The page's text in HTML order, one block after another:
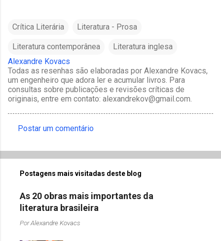
Crítica Literária Literatura - Prosa
Literatura contemporânea
Literatura inglesa
Alexandre Kovacs
Todas as resenhas são elaboradas por Alexandre Kovacs,
um engenheiro que adora ler e acumular livros. Para
consultas sobre publicações e revisões críticas de
originais, entre em contato: alexandrekov@gmail.com.
o
n
t
á
Postar um comentário
Postagens mais visitadas deste blog
As 20 obras mais importantes da
literatura brasileira
PorAlexandre Kovacs